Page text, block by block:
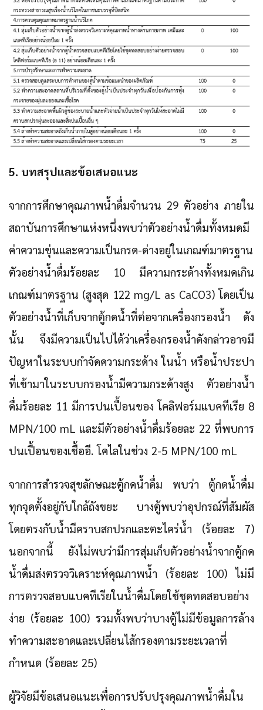
5. บทสรุปและข้อเสนอแนะ
จากการศึกษาคุณภาพน้ำดื่มจำนวน 29 ตัวอย่าง ภายใน
สถาบันการศึกษาแห่งหนึ่งพบว่าตัวอย่างน้ำดื่มทั้งหมดมี
ค่าความขุ่นและความเป็นกรด-ด่างอยู่ในเกณฑ์มาตรฐาน
ตัวอย่างน้ำดื่มร้อยละ 10 มีความกระด้างทั้งหมดเกิน
เกณฑ์มาตรฐาน (สูงสุด 122 mg/L as CaCO3) โดยเป็น
ตัวอย่างน้ำที่เก็บจากตู้กดน้ำที่ต่อจากเครื่องกรองน้ำ ดัง
นั้น จึงมีความเป็นไปได้ว่าเครื่องกรองน้ำดังกล่าวอาจมี
ปัญหาในระบบกำจัดความกระด้าง ในน้ำ หรือน้ำประปา
ที่เข้ามาในระบบกรองน้ำมีความกระด้างสูง ตัวอย่างน้ำ
ดื่มร้อยละ 11 มีการปนเปื้อนของ โคลิฟอร์มแบคทีเรีย 8
MPN/100 mL และมีตัวอย่างน้ำดื่มร้อยละ 22 ที่พบการ
ปนเปื้อนของเชื้ออี. โคไลในช่วง 2-5 MPN/100 mL
จากการสำรวจสุขลักษณะตู้กดน้ำดื่ม พบว่า ตู้กดน้ำดื่ม
ทุกจุดตั้งอยู่กับใกล้ถังขยะ บางตู้พบว่าอุปกรณ์ที่สัมผัส
โดยตรงกับน้ำมีคราบสกปรกและตะไคร่น้ำ (ร้อยละ 7)
นอกจากนี้ ยังไม่พบว่ามีการสุ่มเก็บตัวอย่างน้ำจากตู้กด
น้ำดื่มส่งตรวจวิเคราะห์คุณภาพน้ำ (ร้อยละ 100) ไม่มี
การตรวจสอบแบคทีเรียในน้ำดื่มโดยใช้ชุดทดสอบอย่าง
ง่าย (ร้อยละ 100) รวมทั้งพบว่าบางตู้ไม่มีข้อมูลการล้าง
ทำความสะอาดและเปลี่ยนไส้กรองตามระยะเวลาที่
กำหนด (ร้อยละ 25)
ผู้วิจัยมีข้อเสนอแนะเพื่อการปรับปรุงคุณภาพน้ำดื่มใน